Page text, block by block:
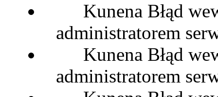
Kunena Błąd
administratorem
Kunena Błąd
administratorem